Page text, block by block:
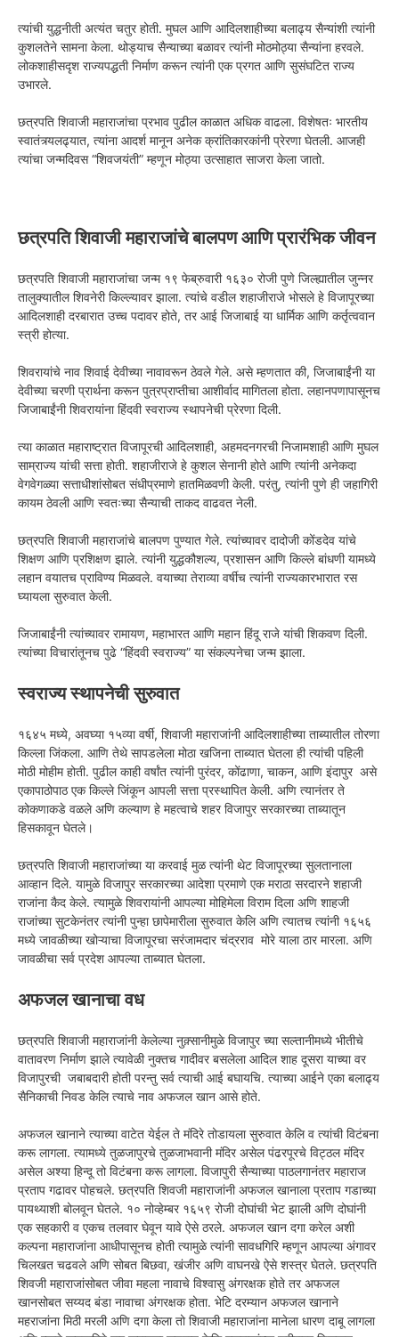
त्यांची युद्धनीती अत्यंत चतुर होती. मुघल आणि आदिलशाहीच्या बलाढ्य सैन्यांशी त्यांनी
कुशलतेने सामना केला. थोड्याच सैन्याच्या बळावर त्यांनी मोठमोठ्या सैन्यांना हरवले.
लोकशाहीसदृश राज्यपद्धती निर्माण करून त्यांनी एक प्रगत आणि सुसंघटित राज्य
उभारले.
छत्रपति शिवाजी महाराजांचा प्रभाव पुढील काळात अधिक वाढला. विशेषतः भारतीय
स्वातंत्र्यलढ्यात, त्यांना आदर्श मानून अनेक क्रांतिकारकांनी प्रेरणा घेतली. आजही
त्यांचा जन्मदिवस “शिवजयंती” म्हणून मोठ्या उत्साहात साजरा केला जातो.
छत्रपति शिवाजी महाराजांचे बालपण आणि प्रारंभिक जीवन
छत्रपति शिवाजी महाराजांचा जन्म १९ फेब्रुवारी १६३० रोजी पुणे जिल्ह्यातील जुन्नर
तालुक्यातील शिवनेरी किल्ल्यावर झाला. त्यांचे वडील शहाजीराजे भोसले हे विजापूरच्या
आदिलशाही दरबारात उच्च पदावर होते, तर आई जिजाबाई या धार्मिक आणि कर्तृत्ववान
स्त्री होत्या.
शिवरायांचे नाव शिवाई देवीच्या नावावरून ठेवले गेले. असे म्हणतात की, जिजाबाईंनी या
देवीच्या चरणी प्रार्थना करून पुत्रप्राप्तीचा आशीर्वाद मागितला होता. लहानपणापासूनच
जिजाबाईंनी शिवरायांना हिंदवी स्वराज्य स्थापनेची प्रेरणा दिली.
त्या काळात महाराष्ट्रात विजापूरची आदिलशाही, अहमदनगरची निजामशाही आणि मुघल
साम्राज्य यांची सत्ता होती. शहाजीराजे हे कुशल सेनानी होते आणि त्यांनी अनेकदा
वेगवेगळ्या सत्ताधीशांसोबत संधीप्रमाणे हातमिळवणी केली. परंतु, त्यांनी पुणे ही जहागिरी
कायम ठेवली आणि स्वतःच्या सैन्याची ताकद वाढवत नेली.
छत्रपति शिवाजी महाराजांचे बालपण पुण्यात गेले. त्यांच्यावर दादोजी कोंडदेव यांचे
शिक्षण आणि प्रशिक्षण झाले. त्यांनी युद्धकौशल्य, प्रशासन आणि किल्ले बांधणी यामध्ये
लहान वयातच प्राविण्य मिळवले. वयाच्या तेराव्या वर्षीच त्यांनी राज्यकारभारात रस
घ्यायला सुरुवात केली.
जिजाबाईंनी त्यांच्यावर रामायण, महाभारत आणि महान हिंदू राजे यांची शिकवण दिली.
त्यांच्या विचारांतूनच पुढे “हिंदवी स्वराज्य” या संकल्पनेचा जन्म झाला.
स्वराज्य स्थापनेची सुरुवात
१६४५ मध्ये, अवघ्या १५व्या वर्षी, शिवाजी महाराजांनी आदिलशाहीच्या ताब्यातील तोरणा
किल्ला जिंकला. आणि तेथे सापडलेला मोठा खजिना ताब्यात घेतला ही त्यांची पहिली
मोठी मोहीम होती. पुढील काही वर्षांत त्यांनी पुरंदर, कोंढाणा, चाकन, आणि इंदापुर असे
एकापाठोपाठ एक किल्ले जिंकून आपली सत्ता प्रस्थापित केली. अणि त्यानंतर ते
कोकणाकडे वळले अणि कल्याण हे महत्वाचे शहर विजापुर सरकारच्या ताब्यातून
हिसकावून घेतले।
छत्रपति शिवाजी महाराजांच्या या करवाई मुळ त्यांनी थेट विजापूरच्या सुलतानाला
आव्हान दिले. यामुळे विजापुर सरकारच्या आदेशा प्रमाणे एक मराठा सरदारने शहाजी
राजांना कैद केले. त्यामुळे शिवरायांनी आपल्या मोहिमेला विराम दिला अणि शाहजी
राजांच्या सुटकेनंतर त्यांनी पुन्हा छापेमारीला सुरुवात केलि अणि त्यातच त्यांनी १६५६
मध्ये जावळीच्या खोऱ्याचा विजापूरचा सरंजामदार चंद्रराव मोरे याला ठार मारला. अणि
जावळीचा सर्व प्रदेश आपल्या ताब्यात घेतला.
अफजल खानाचा वध
छत्रपति शिवाजी महाराजांनी केलेल्या नुक़्सानीमुळे विजापुर च्या सल्तानीमध्ये भीतीचे
वातावरण निर्माण झाले त्यावेळी नुक्तच गादीवर बसलेला आदिल शाह दूसरा याच्या वर
विजापुरची जबाबदारी होती परन्तु सर्व त्याची आई बघायचि. त्याच्या आईने एका बलाढ्य
सैनिकाची निवड केलि त्याचे नाव अफजल खान आसे होते.
अफजल खानाने त्याच्या वाटेत येईल ते मंदिरे तोडायला सुरुवात केलि व त्यांची विटंबना
करू लागला. त्यामध्ये तुळजापुरचे तुळजाभवानी मंदिर असेल पंढरपूरचे विट्ठल मंदिर
असेल अश्या हिन्दू तो विटंबना करू लागला. विजापुरी सैन्याच्या पाठलगानंतर महाराज
प्रताप गढावर पोहचले. छत्रपति शिवजी महाराजांनी अफजल खानाला प्रताप गडाच्या
पायथ्याशी बोलवून घेतले. १० नोव्हेम्बर १६५९ रोजी दोघांची भेट झाली अणि दोघांनी
एक सहकारी व एकच तलवार घेवून यावे ऐसे ठरले. अफजल खान दगा करेल अशी
कल्पना महाराजांना आधीपासूनच होती त्यामुळे त्यांनी सावधगिरि म्हणून आपल्या अंगावर
चिलखत चढवले अणि सोबत बिछवा, खंजीर अणि वाघनखे ऐसे शस्त्र घेतले. छत्रपति
शिवजी महाराजांसोबत जीवा महला नावाचे विश्वासु अंगरक्षक होते तर अफजल
खानसोबत सय्यद बंडा नावाचा अंगरक्षक होता. भेटि दरम्यान अफजल खानाने
महराजांना मिठी मरली अणि दगा केला तो शिवाजी महाराजांना मानेला धारण दाबू लागला